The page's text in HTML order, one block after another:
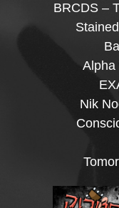
BRCDS –
Alpha
Nik